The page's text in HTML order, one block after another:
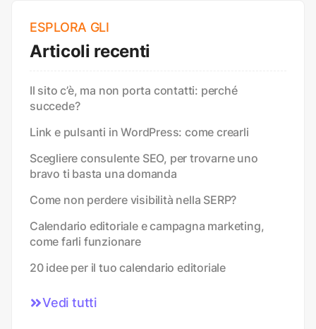
ESPLORA GLI
Articoli recenti
Il sito c’è, ma non porta contatti: perché
succede?
Link e pulsanti in WordPress: come crearli
Scegliere consulente SEO, per trovarne uno
bravo ti basta una domanda
Come non perdere visibilità nella SERP?
Calendario editoriale e campagna marketing,
come farli funzionare
20 idee per il tuo calendario editoriale
Vedi tutti